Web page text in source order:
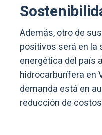
Además, otro de
positivos será en la
energética del país
hidrocarburífera en
demanda está en
reducción de